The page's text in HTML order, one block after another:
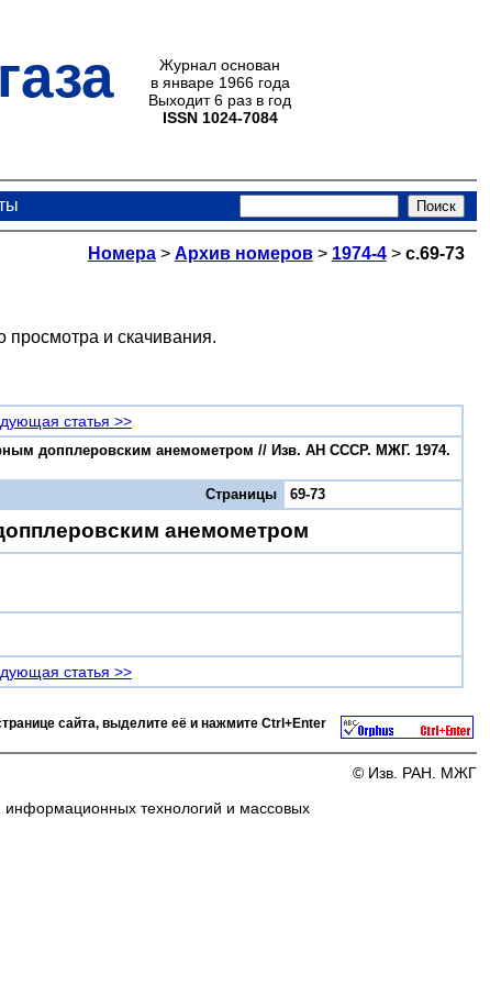
Журнал основан
в январе 1966 года
Выходит 6 раз в год
ISSN 1024-7084
Номера> Архив номеров> 1974-4> с.69-73
просмотра и скачивания.
статья >>
допплеровским анемометром // Изв. АН СССР. МЖГ. 1974.
Страницы
69-73
анемометром
статья >>
сайта, выделите её и нажмите Ctrl+Enter
информационных технологий и массовых
© Изв. РАН. МЖГ